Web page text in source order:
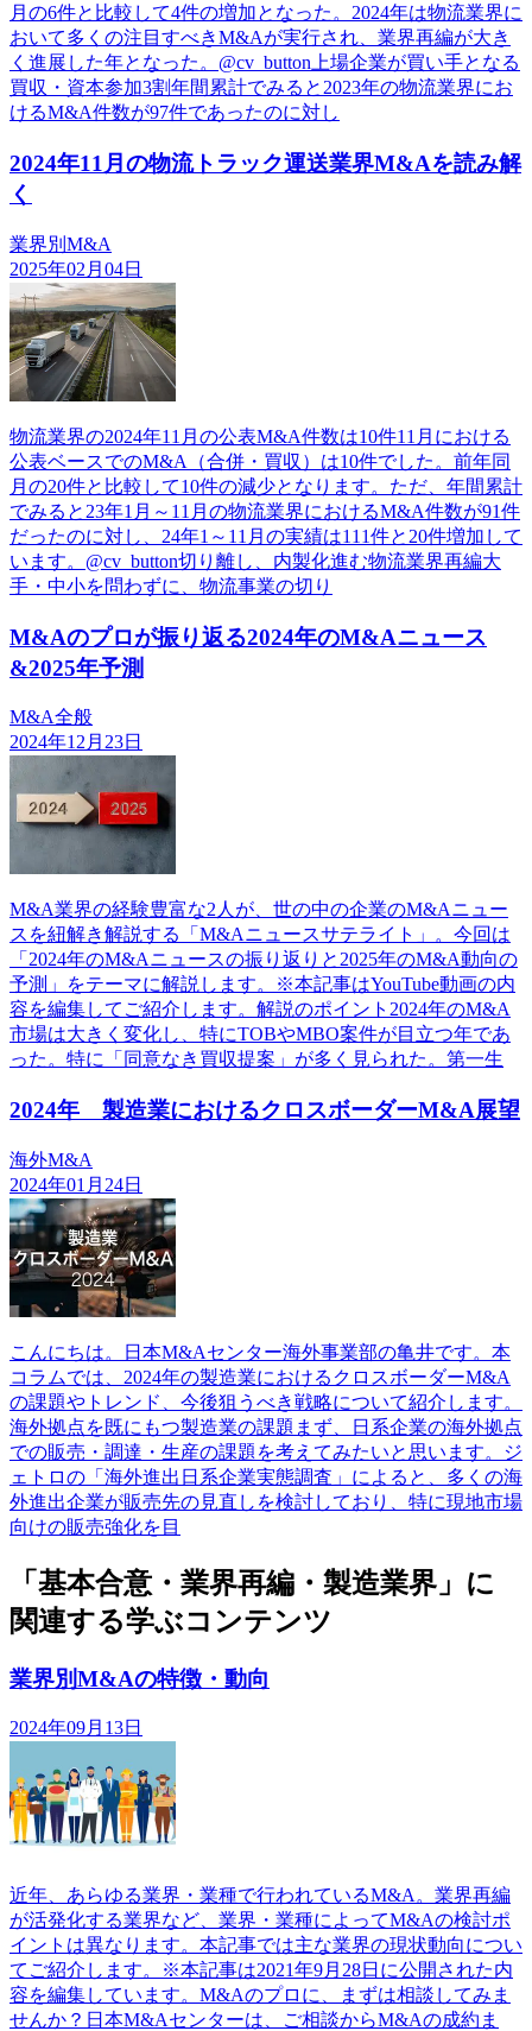
月の6件と比較して4件の増加となった。2024年は物流業界に
おいて多くの注目すべきM&Aが実行され、業界再編が大き
く進展した年となった。@cv_button上場企業が買い手となる
買収・資本参加3割年間累計でみると2023年の物流業界にお
けるM&A件数が97件であったのに対し
2024年11月の物流トラック運送業界M&Aを読み解
く
業界別M&A
2025年02月04日
物流業界の2024年11月の公表M&A件数は10件11月における
公表ベースでのM&A（合併・買収）は10件でした。前年同
月の20件と比較して10件の減少となります。ただ、年間累計
でみると23年1月～11月の物流業界におけるM&A件数が91件
だったのに対し、24年1～11月の実績は111件と20件増加して
います。@cv_button切り離し、内製化進む物流業界再編大
手・中小を問わずに、物流事業の切り
M&Aのプロが振り返る2024年のM&Aニュース
&2025年予測
M&A全般
2024年12月23日
M&A業界の経験豊富な2人が、世の中の企業のM&Aニュー
スを紐解き解説する「M&Aニュースサテライト」。今回は
「2024年のM&Aニュースの振り返りと2025年のM&A動向の
予測」をテーマに解説します。※本記事はYouTube動画の内
容を編集してご紹介します。解説のポイント2024年のM&A
市場は大きく変化し、特にTOBやMBO案件が目立つ年であ
った。特に「同意なき買収提案」が多く見られた。第一生
2024年 製造業におけるクロスボーダーM&A展望
海外M&A
2024年01月24日
こんにちは。日本M&Aセンター海外事業部の亀井です。本
コラムでは、2024年の製造業におけるクロスボーダーM&A
の課題やトレンド、今後狙うべき戦略について紹介します。
海外拠点を既にもつ製造業の課題まず、日系企業の海外拠点
での販売・調達・生産の課題を考えてみたいと思います。ジ
ェトロの「海外進出日系企業実態調査」によると、多くの海
外進出企業が販売先の見直しを検討しており、特に現地市場
向けの販売強化を目
「基本合意・業界再編・製造業界」に
関連する学ぶコンテンツ
業界別M&Aの特徴・動向
2024年09月13日
近年、あらゆる業界・業種で行われているM&A。業界再編
が活発化する業界など、業界・業種によってM&Aの検討ポ
イントは異なります。本記事では主な業界の現状動向につい
てご紹介します。※本記事は2021年9月28日に公開された内
容を編集しています。M&Aのプロに、まずは相談してみま
せんか？日本M&Aセンターは、ご相談からM&Aの成約ま